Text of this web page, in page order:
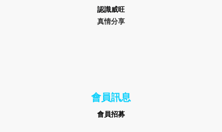
認識威旺
真情分享
會員訊息
會員招募